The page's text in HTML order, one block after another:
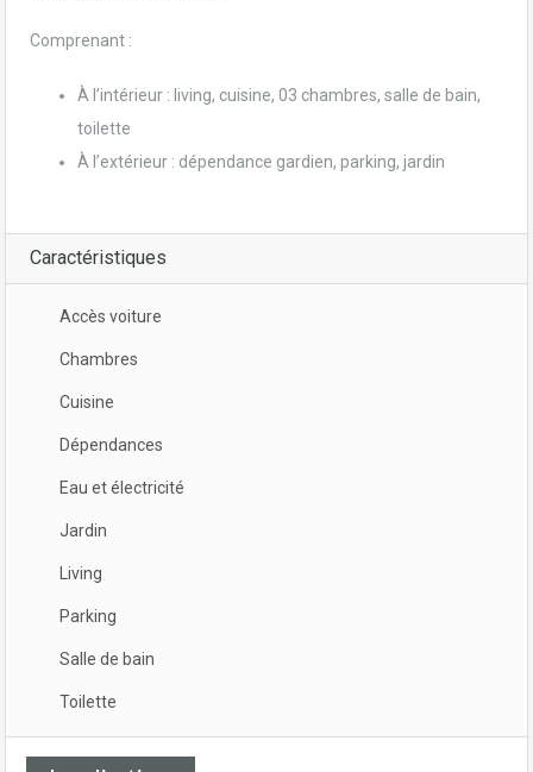
Comprenant :
À l’intérieur : living, cuisine, 03 chambres, salle de bain,
toilette
À l’extérieur : dépendance gardien, parking, jardin
Caractéristiques
Accès voiture
Chambres
Cuisine
Dépendances
Eau et électricité
Jardin
Living
Parking
Salle de bain
Toilette